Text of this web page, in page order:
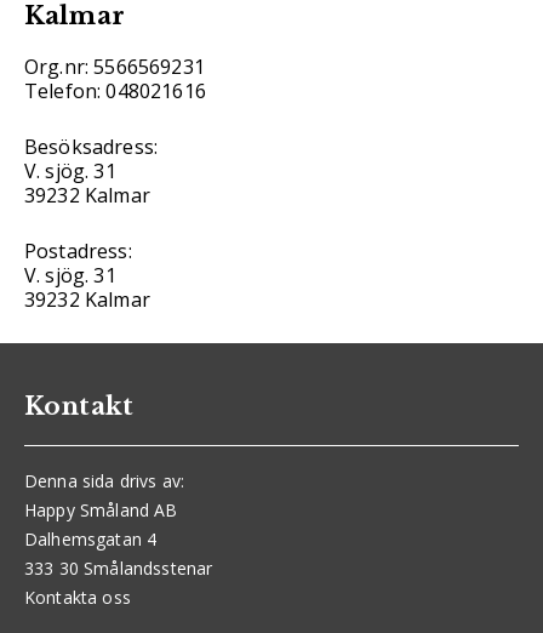
Kalmar
Org.nr: 5566569231
Telefon: 048021616
Besöksadress:
V. sjög. 31
39232 Kalmar
Postadress:
V. sjög. 31
39232 Kalmar
Kontakt
Denna sida drivs av:
Happy Småland AB
Dalhemsgatan 4
333 30 Smålandsstenar
Kontakta oss